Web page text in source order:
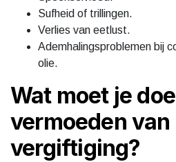
Sufheid of trillingen.
Verlies van eetlust.
Ademhalingsproblemen bij
olie.
Wat moet je
vermoeden van
vergiftiging?